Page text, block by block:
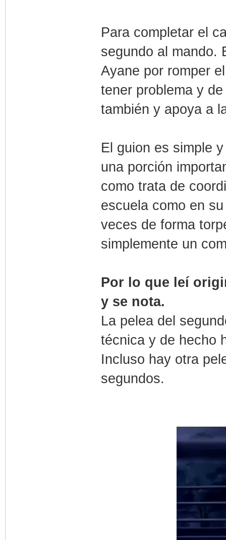
Para completar el
segundo al mando.
Ayane por romper
tener problema y
también y apoya a
El guion es simple
una porción
como trata de
escuela como en
veces de forma
simplemente un
Por lo que leí
y se nota.
La pelea del
técnica y de hecho
Incluso hay otra
segundos.